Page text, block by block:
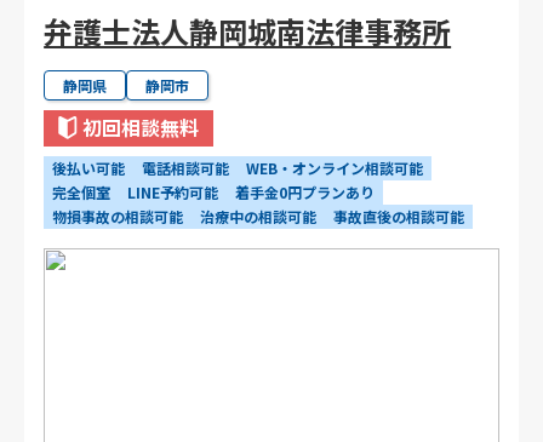
弁護士法人静岡城南法律事務所
静岡県 静岡市
初回相談無料
後払い可能 電話相談可能
WEB・オンライン相談可能
完全個室
LINE予約可能
着手金0円プランあり
物損事故の相談可能
治療中の相談可能 事故直後の相談可能